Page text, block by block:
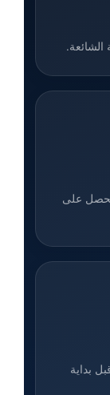
الشائعة.
على
بداية